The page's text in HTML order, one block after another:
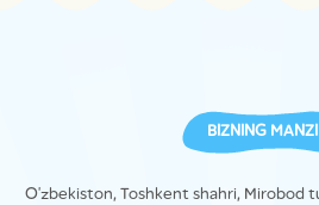
BIZNING
O'zbekiston, Toshkent shahri, Mirobod